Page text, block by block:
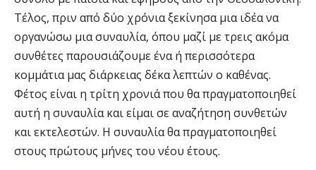
Τέλος, πριν από δύο χρόνια ξεκίνησα μια ιδέα να
οργανώσω μια συναυλία, όπου μαζί με τρεις ακόμα
συνθέτες παρουσιάζουμε ένα ή περισσότερα
κομμάτια μας διάρκειας δέκα λεπτών ο καθένας.
Φέτος είναι η τρίτη χρονιά που θα πραγματοποιηθεί
αυτή η συναυλία και είμαι σε αναζήτηση συνθετών
και εκτελεστών. Η συναυλία θα πραγματοποιηθεί
στους πρώτους μήνες του νέου έτους.